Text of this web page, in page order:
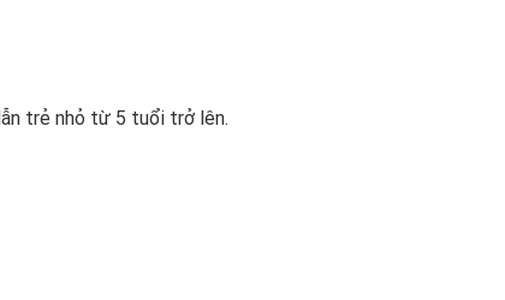
trẻ nhỏ từ 5 tuổi trở lên.